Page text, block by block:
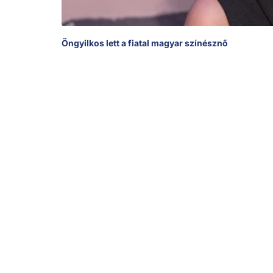
Öngyilkos lett a fiatal magyar színésznő